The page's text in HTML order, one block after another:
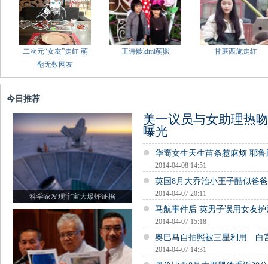
二次元“女友”走红 萌
翻无数网友
王诗龄kimi萌照 甘蔗西施走红
今日推荐
科学家发现宇宙大爆炸证据
美一议员与女助理热
曝光
华裔女生天生苗条惹麻烦 耶
2014-04-08 14:51
英国8月大乔治小王子酷似爸
2014-04-07 20:11
马航事件后 英男子误用女友
2014-04-07 15:18
奥巴马自拍照被三星利用 白
2014-04-07 14:31